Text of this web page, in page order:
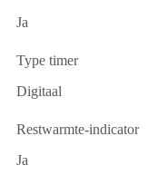
Ja
Type timer
Digitaal
Restwarmte-indicator
Ja